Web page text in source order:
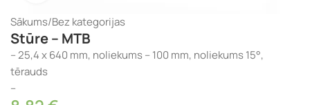
Sākums/Bez kategorijas
Stūre – MTB
– 25,4 x 640 mm, noliekums – 100 mm, noliekums 15°,
tērauds
–